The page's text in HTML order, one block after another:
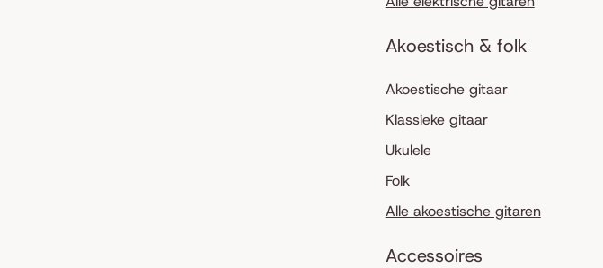
Akoestisch & folk
Akoestische gitaar
Klassieke gitaar
Ukulele
Folk
Alle akoestische gitaren
Accessoires